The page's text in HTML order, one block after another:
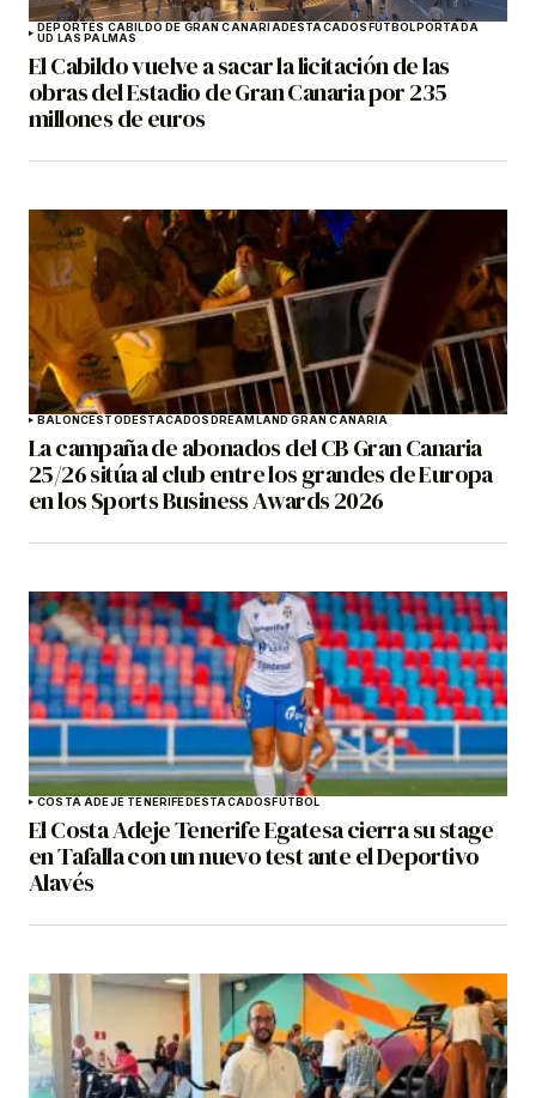
DEPORTES CABILDO DE GRAN CANARIADESTACADOSFÚTBOLPORTADA
UD LAS PALMAS
El Cabildo vuelve a sacar la licitación de las
obras del Estadio de Gran Canaria por 235
millones de euros
BALONCESTODESTACADOSDREAMLAND GRAN CANARIA
La campaña de abonados del CB Gran Canaria
25/26 sitúa al club entre los grandes de Europa
en los Sports Business Awards 2026
COSTA ADEJE TENERIFEDESTACADOSFÚTBOL
El Costa Adeje Tenerife Egatesa cierra su stage
en Tafalla con un nuevo test ante el Deportivo
Alavés